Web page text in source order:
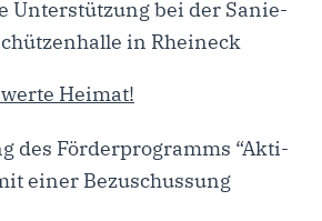
Unter­stüt­zung bei der Sanie­
in Rheineck
Heimat!
des För­der­pro­gramms “Akti­
einer Bezu­schus­sung